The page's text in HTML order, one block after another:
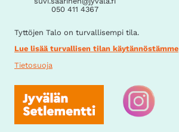
050 411 4367
Tyttöjen Talo on turvallisempi tila.
Lue lisää turvallisen tilan käytännöstämme
Tietosuoja